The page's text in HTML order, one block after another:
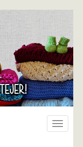
Toggle